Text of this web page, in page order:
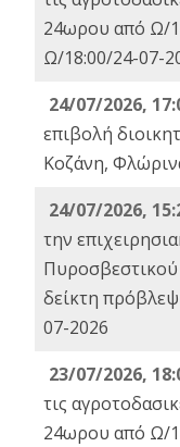
24ωρου από Ω/
Ω/18:00/24-07-
24/07/2026,
επιβολή
Κοζάνη,
24/07/2026,
την
δείκτη
07-2026
23/07/2026,
τις
24ωρου από Ω/